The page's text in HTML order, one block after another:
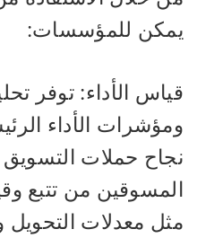
للمؤسسات:
الأداء: توفر
حملات التسويق
من تتبع
معدلات التحويل